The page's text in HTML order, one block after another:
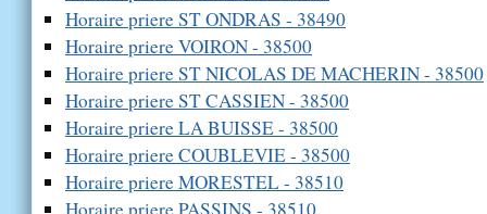
Horaire priere ST ONDRAS - 38490
Horaire priere VOIRON - 38500
Horaire priere ST NICOLAS DE MACHERIN - 38500
Horaire priere ST CASSIEN - 38500
Horaire priere LA BUISSE - 38500
Horaire priere COUBLEVIE - 38500
Horaire priere MORESTEL - 38510